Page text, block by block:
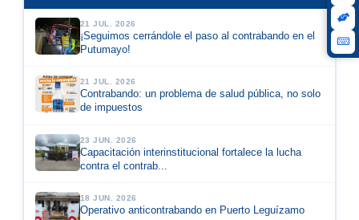
21 JUL. 2026
¡Seguimos cerrándole el paso al contrabando en el
Putumayo!
21 JUL. 2026
Contrabando: un problema de salud pública, no solo
de impuestos
23 JUN. 2026
Capacitación interinstitucional fortalece la lucha
contra el contrab...
18 JUN. 2026
Operativo anticontrabando en Puerto Leguízamo